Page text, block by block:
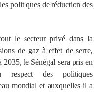
politiques de réduction des
le secteur privé dans la
de gaz à effet de serre,
2035, le Sénégal sera pris en
des politiques
mondial et auxquelles il a